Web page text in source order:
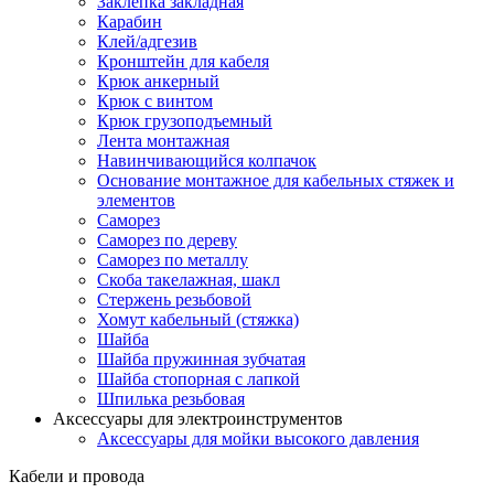
Карабин
Клей/адгезив
Кронштейн для кабеля
Крюк анкерный
Крюк с винтом
Крюк грузоподъемный
Лента монтажная
Навинчивающийся колпачок
Основание монтажное для кабельных стяжек и
элементов
Саморез
Саморез по дереву
Саморез по металлу
Скоба такелажная, шакл
Стержень резьбовой
Хомут кабельный (стяжка)
Шайба
Шайба пружинная зубчатая
Шайба стопорная с лапкой
Шпилька резьбовая
Аксессуары для электроинструментов
Аксессуары для мойки высокого давления
Кабели и провода